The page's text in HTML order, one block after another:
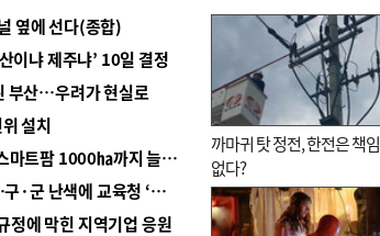
옆에 선다(종합)
이냐 제주냐’ 10일 결정
부산…우려가 현실로
설치
■ 경남 농정 비전 ‘잘 사는 농촌’…스마트팜 1000㏊까지 늘린다
■ 교육혁신선도지 공모 코앞인데…구·군 난색에 교육청 ‘쩔쩔’
에 막힌 지역기업 응원
까마귀 탓 정전, 한전은 책임
없다?